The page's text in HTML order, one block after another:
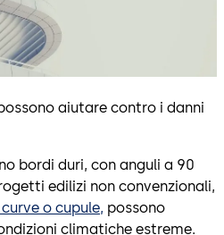
aiutare contro i danni
bordi duri, con anguli a 90
edilizi non convenzionali,
o cupule, possono
climatiche estreme.